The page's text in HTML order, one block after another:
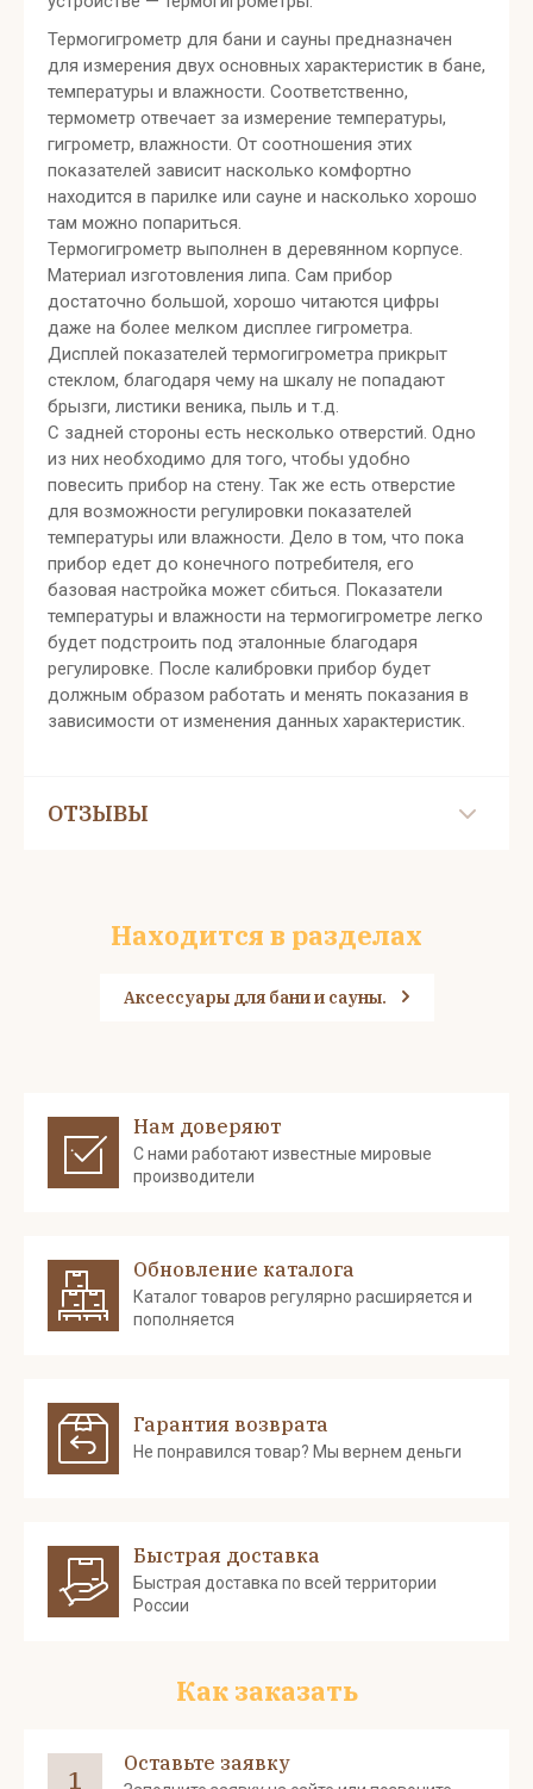
Термогигрометр для бани и сауны предназначен
для измерения двух основных характеристик в бане,
температуры и влажности. Соответственно,
термометр отвечает за измерение температуры,
гигрометр, влажности. От соотношения этих
показателей зависит насколько комфортно
находится в парилке или сауне и насколько хорошо
там можно попариться.
Термогигрометр выполнен в деревянном корпусе.
Материал изготовления липа. Сам прибор
достаточно большой, хорошо читаются цифры
даже на более мелком дисплее гигрометра.
Дисплей показателей термогигрометра прикрыт
стеклом, благодаря чему на шкалу не попадают
брызги, листики веника, пыль и т.д.
С задней стороны есть несколько отверстий. Одно
из них необходимо для того, чтобы удобно
повесить прибор на стену. Так же есть отверстие
для возможности регулировки показателей
температуры или влажности. Дело в том, что пока
прибор едет до конечного потребителя, его
базовая настройка может сбиться. Показатели
температуры и влажности на термогигрометре легко
будет подстроить под эталонные благодаря
регулировке. После калибровки прибор будет
должным образом работать и менять показания в
зависимости от изменения данных характеристик.
ОТЗЫВЫ
Находится в разделах
Аксессуары для бани и сауны.
Нам доверяют
С нами работают известные мировые
производители
Обновление каталога
Каталог товаров регулярно расширяется и
пополняется
Гарантия возврата
Не понравился товар? Мы вернем деньги
Быстрая доставка
Быстрая доставка по всей территории
России
Как заказать
1
Оставьте заявку